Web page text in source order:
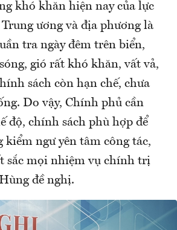
khó khăn hiện nay của lực
ương và địa phương là
tra ngày đêm trên biển,
gió rất khó khăn, vất vả,
sách còn hạn chế, chưa
Do vậy, Chính phủ cần
độ, chính sách phù hợp để
kiểm ngư yên tâm công tác,
sắc mọi nhiệm vụ chính trị
đề nghị.